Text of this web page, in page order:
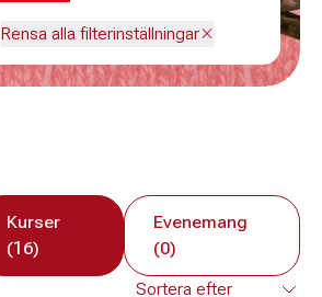
Rensa alla filterinställningar
Kurser
(16)
Evenemang
(0)